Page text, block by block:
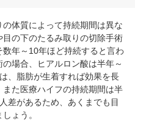
体質によって持続期間は異な
目の下のたるみ取りの切除手術
年～10年ほど持続すると言わ
場合、ヒアルロン酸は半年～
、脂肪が生着すれば効果を長
また医療ハイフの持続期間は半
差があるため、あくまでも目
ょう。